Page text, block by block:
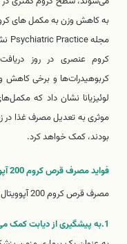
به کاهش وزن به مکمل های
کروم عنصری در روز
کربوهیدرات‌ها و برخی کاهش
موثری به تعدیل مصرف غذا در
بودند، کمک خواهد کرد.
فواید مصرف قرص کروم 200 آپوویتال برای بدن
مصرف قرص کروم 200 آپوویتال دارای فواید و مزایای بسیاری به شرح زیر است:
1.به پیشگیری از دیابت کمک می‌کند